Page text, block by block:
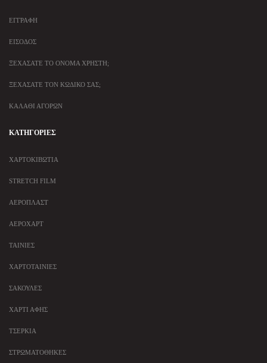
ΕΓΓΡΑΦΉ
ΕΊΣΟΔΟΣ
ΞΕΧΆΣΑΤΕ ΤΟ ΌΝΟΜΑ ΧΡΉΣΤΗ;
ΞΕΧΆΣΑΤΕ ΤΟΝ ΚΩΔΙΚΌ ΣΑΣ;
ΚΑΛΆΘΙ ΑΓΟΡΏΝ
ΚΑΤΗΓΟΡΊΕΣ
ΧΑΡΤΟΚΙΒΏΤΙΑ
STRETCH FILM
ΑΕΡΟΠΛΆΣΤ
ΑΕΡΟΧΆΡΤ
ΤΑΙΝΊΕΣ
ΧΑΡΤΟΤΑΙΝΊΕΣ
ΣΑΚΟΎΛΕΣ
ΧΑΡΤΊ ΑΦΉΣ
ΤΣΈΡΚΙΑ
ΣΤΡΩΜΑΤΟΘΉΚΕΣ